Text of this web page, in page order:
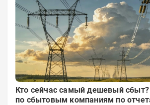
Кто сейчас самый дешевый
по сбытовым компаниям по